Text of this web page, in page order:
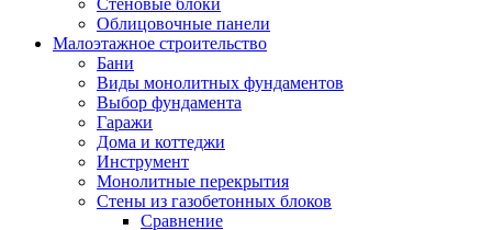
Стеновые блоки
Облицовочные панели
Малоэтажное строительство
Бани
Виды монолитных фундаментов
Выбор фундамента
Гаражи
Дома и коттеджи
Инструмент
Монолитные перекрытия
Стены из газобетонных блоков
Сравнение